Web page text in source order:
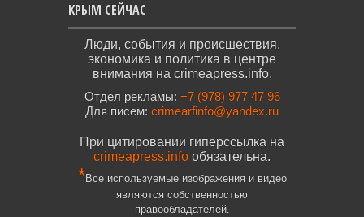
КРЫМ СЕЙЧАС
Люди, события и происшествия,
экономика и политика в центре
внимания на crimeapress.info.
Отдел рекламы: +7 (978) 977 47 96
Для писем: crimearfinfo@yandex.ru
При цитировании гиперссылка на
crimeapress.info обязательна.
*Все используемые изображения и видео
являются собственностью
правообладателей.